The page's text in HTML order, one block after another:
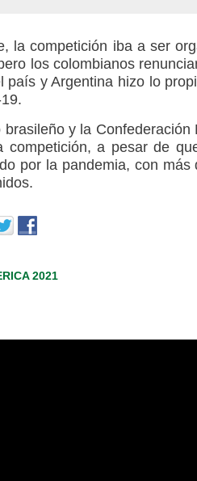
la competición iba a ser
los colombianos
país y Argentina hizo lo
brasileño y la
competición, a pesar de
por la pandemia, con
2021